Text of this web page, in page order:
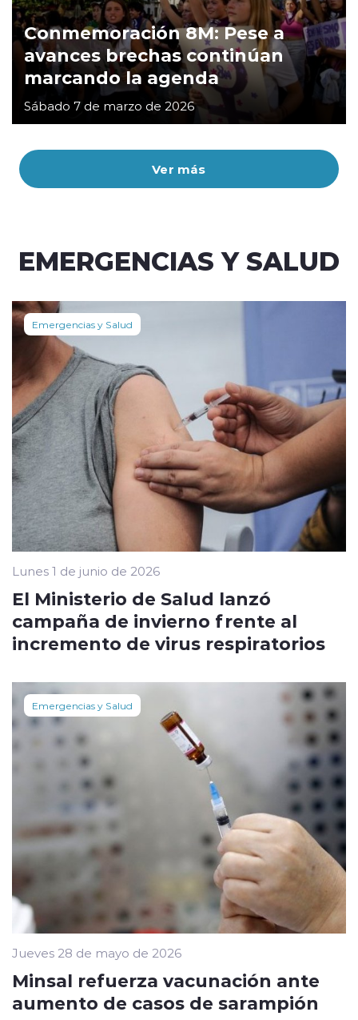
Ver más
Conmemoración 8M: Pese a
avances brechas continúan
marcando la agenda
Sábado 7 de marzo de 2026
EMERGENCIAS Y SALUD
Emergencias y Salud
Lunes 1 de junio de 2026
El Ministerio de Salud lanzó
campaña de invierno frente al
incremento de virus respiratorios
Emergencias y Salud
Jueves 28 de mayo de 2026
Minsal refuerza vacunación ante
aumento de casos de sarampión